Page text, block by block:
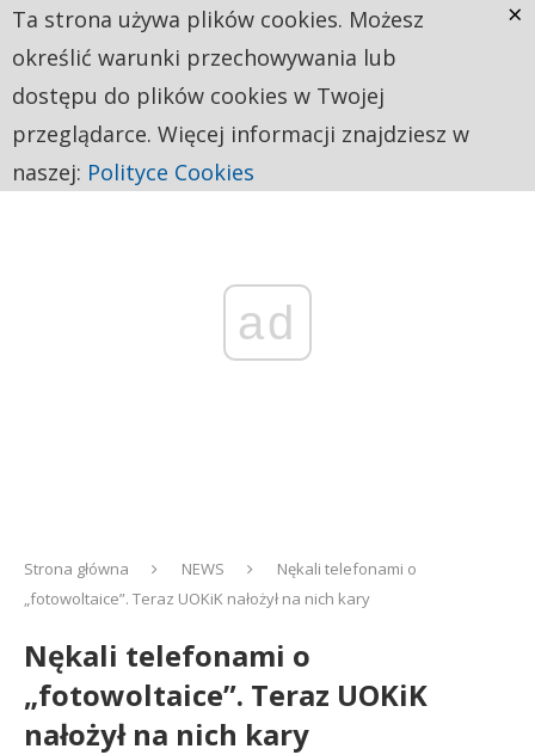
ad
Strona główna NEWS
Nękali telefonami o
„fotowoltaice”. Teraz UOKiK nałożył na nich kary
Nękali telefonami o
„fotowoltaice”. Teraz UOKiK
nałożył na nich kary
Ta strona używa plików cookies. Możesz
określić warunki przechowywania lub
dostępu do plików cookies w Twojej
przeglądarce. Więcej informacji znajdziesz w
naszej: Polityce Cookies
×